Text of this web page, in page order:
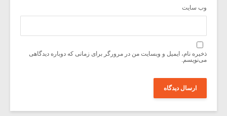
وب‌ سایت
ذخیره نام، ایمیل و وبسایت من در مرورگر برای زمانی که دوباره دیدگاهی
می‌نویسم.